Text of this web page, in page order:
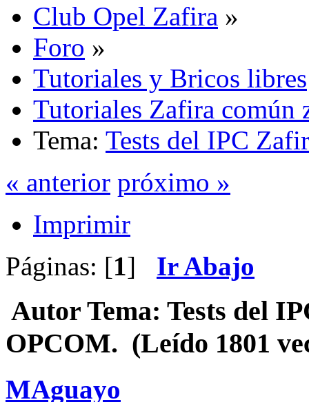
Club Opel Zafira »
Foro »
Tutoriales y Bricos libres
Tutoriales Zafira común
Tema: Tests del IPC
« anterior próximo »
Imprimir
Páginas: [1] Ir Abajo
Autor Tema: Tests del
OPCOM. (Leído 1801
MAguayo